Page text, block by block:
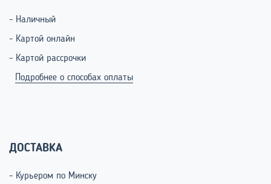
- Наличный
- Картой онлайн
- Картой рассрочки
Подробнее о способах оплаты
ДОСТАВКА
- Курьером по Минску